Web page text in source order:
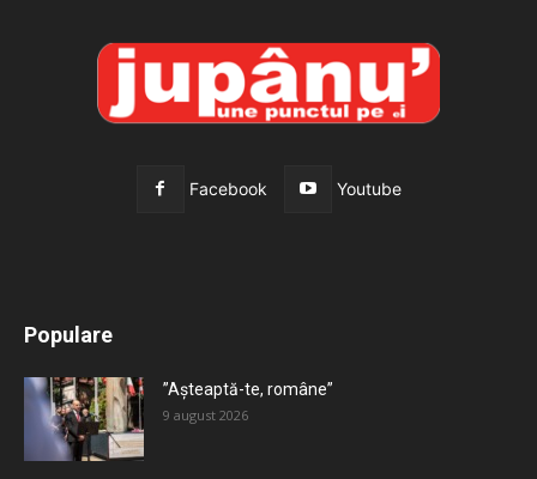
Facebook Youtube
Populare
”Așteaptă-te, române”
9 august 2026